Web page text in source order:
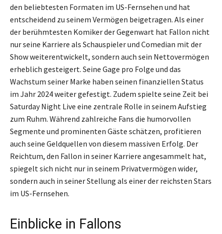
den beliebtesten Formaten im US-Fernsehen und hat
entscheidend zu seinem Vermögen beigetragen. Als einer
der berühmtesten Komiker der Gegenwart hat Fallon nicht
nur seine Karriere als Schauspieler und Comedian mit der
Show weiterentwickelt, sondern auch sein Nettovermögen
erheblich gesteigert. Seine Gage pro Folge und das
Wachstum seiner Marke haben seinen finanziellen Status
im Jahr 2024 weiter gefestigt. Zudem spielte seine Zeit bei
Saturday Night Live eine zentrale Rolle in seinem Aufstieg
zum Ruhm. Während zahlreiche Fans die humorvollen
Segmente und prominenten Gäste schätzen, profitieren
auch seine Geldquellen von diesem massiven Erfolg. Der
Reichtum, den Fallon in seiner Karriere angesammelt hat,
spiegelt sich nicht nur in seinem Privatvermögen wider,
sondern auch in seiner Stellung als einer der reichsten Stars
im US-Fernsehen.
Einblicke in Fallons